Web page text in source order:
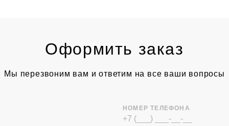
Оформить заказ
Мы перезвоним вам и ответим на все ваши вопросы
НОМЕР ТЕЛЕФОНА